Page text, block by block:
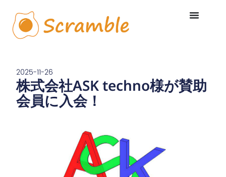
2025-11-26
株式会社ASK techno様が賛助
会員に入会！